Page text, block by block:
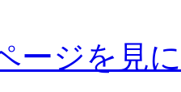
ージを見